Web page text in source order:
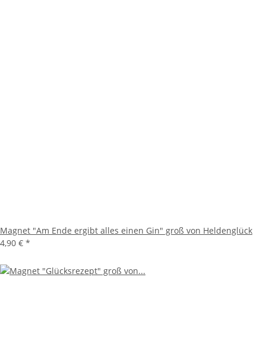
Magnet "Am Ende ergibt alles einen Gin" groß von Heldenglück
4,90 € *